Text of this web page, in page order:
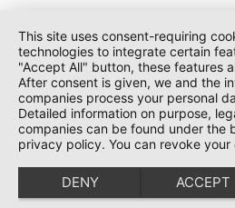
This site uses consent-requiring
technologies to integrate certain
"Accept All" button, these features
After consent is given, we and the
companies process your personal
Detailed information on purpose,
companies can be found under the
privacy policy. You can revoke
DENY ACCEPT